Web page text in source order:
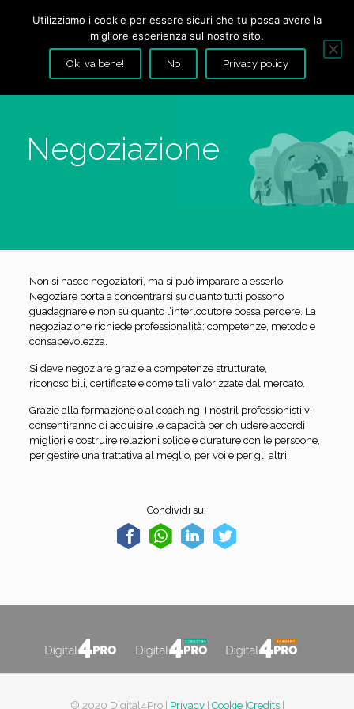
Negoziazione
Non si nasce negoziatori, ma si può imparare a esserlo.
Negoziare porta a concentrarsi su quanto tutti possono
guadagnare e non su quanto l’interlocutore possa perdere. La
negoziazione richiede professionalità: competenze, metodo e
consapevolezza.
Si deve negoziare grazie a competenze strutturate,
riconoscibili, certificate e come tali valorizzate dal mercato.
Grazie alla formazione o al coaching, I nostril professionisti vi
consentiranno di acquisire le capacità per chiudere accordi
migliori e costruire relazioni solide e durature con le persoone,
per gestire una trattativa al meglio, per voi e per gli altri.
Condividi su:
© 2020 Digital4Pro | Privacy| Cookie|Credits|
Utilizziamo i cookie per essere sicuri che tu possa avere la
migliore esperienza sul nostro sito.
Ok, va bene! No Privacy policy